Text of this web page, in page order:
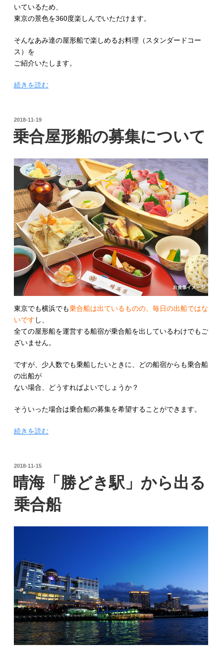
いているため、
東京の景色を360度楽しんでいただけます。
そんなあみ達の屋形船で楽しめるお料理（スタンダードコー
ス）を
ご紹介いたします。
“「屋
あ
み
達
京）」
ン
ダ
ー
ド
コ
ー
ス”
の
続きを読む
投
稿
日:
2018-11-19
乗合屋形船の募集について
東京でも横浜でも乗合船は出ているものの、毎日の出船ではな
いです し、
全ての屋形船を運営する船宿が乗合船を出しているわけでもご
ざいません。
ですが、少人数でも乗船したいときに、どの船宿からも乗合船
の出船が
ない場合、どうすればよいでしょうか？
そういった場合は乗合船の募集を希望することができます。
“乗
形
船
の
募
集
の
続きを読む
投
日:
2018-11-15
晴海「勝どき駅」から出る
乗合船